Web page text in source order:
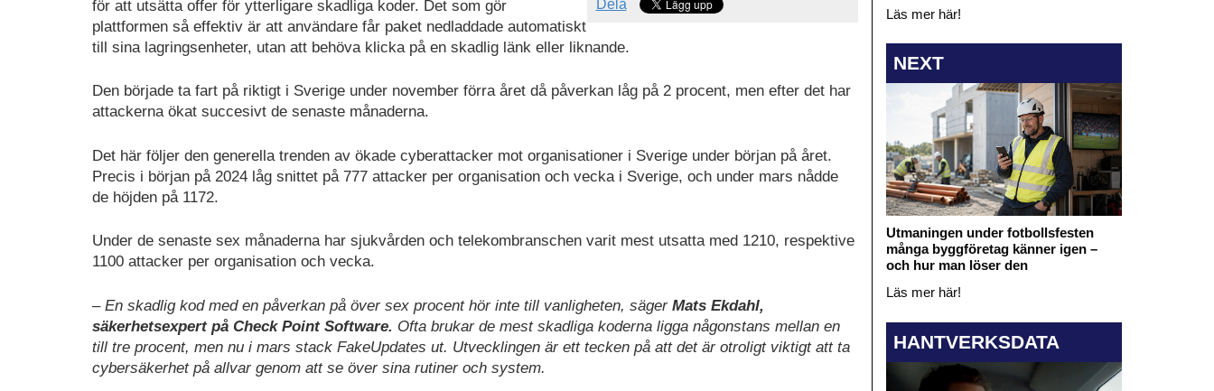
Dela
för att utsätta offer för ytterligare skadliga koder. Det som gör
plattformen så effektiv är att användare får paket nedladdade automatiskt
till sina lagringsenheter, utan att behöva klicka på en skadlig länk eller liknande.
Den började ta fart på riktigt i Sverige under november förra året då påverkan låg på 2 procent, men efter det har
attackerna ökat succesivt de senaste månaderna.
Det här följer den generella trenden av ökade cyberattacker mot organisationer i Sverige under början på året.
Precis i början på 2024 låg snittet på 777 attacker per organisation och vecka i Sverige, och under mars nådde
de höjden på 1172.
Under de senaste sex månaderna har sjukvården och telekombranschen varit mest utsatta med 1210, respektive
1100 attacker per organisation och vecka.
– En skadlig kod med en påverkan på över sex procent hör inte till vanligheten, säger Mats Ekdahl,
säkerhetsexpert på Check Point Software. Ofta brukar de mest skadliga koderna ligga någonstans mellan en
till tre procent, men nu i mars stack FakeUpdates ut. Utvecklingen är ett tecken på att det är otroligt viktigt att ta
cybersäkerhet på allvar genom att se över sina rutiner och system.
Läs mer här!
NEXT
Utmaningen under fotbollsfesten
många byggföretag känner igen –
och hur man löser den
Läs mer här!
HANTVERKSDATA